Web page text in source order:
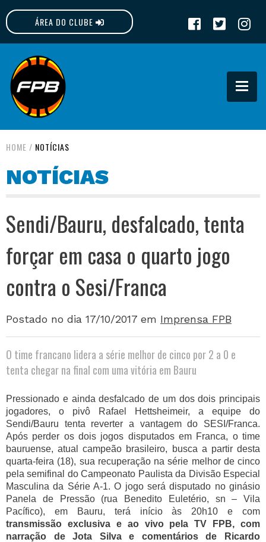
ÁREA DO CLUBE
FPB
HOME / NOTÍCIAS
NOTÍCIAS
Sendi/Bauru, desfalcado, tenta
forçar em casa o quarto jogo
contra o Sesi/Franca
Postado no dia 17/10/2017 em Imprensa FPB
O time francano lidera a série melhor de cinco por 2 a 0 e
tenta chegar na final com uma vitória em Bauru
Pressionado e ainda desfalcado de um dos dois principais
jogadores, o pivô Rafael Hettsheimeir, a equipe do
Sendi/Bauru tenta reverter a vantagem do SESI/Franca.
Após perder os dois jogos disputados em Franca, o time
bauruense, atual campeão brasileiro, busca a partir desta
quarta-feira (18), sua recuperação na série melhor de cinco
pela semifinal do Campeonato Paulista da Divisão Especial
Masculina da Série A-1. O jogo será disputado no ginásio
Panela de Pressão (rua Benedito Euletério, sn – Vila
Pacífico), em Bauru, terá início às 20h10 e com
transmissão exclusiva e ao vivo pela TV FPB, com
narração de Jota Silva e comentários de Ricardo